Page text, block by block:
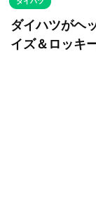
ダイハツがヘ
イズ＆ロッキ